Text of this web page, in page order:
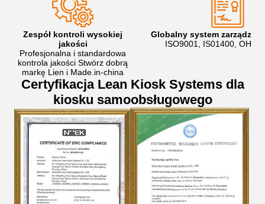
Zespół kontroli wysokiej
jakości
Profesjonalna i standardowa
kontrola jakości Stwórz dobrą
markę Lien i Made.in-china
Globalny system
ISO9001, IS01400,
Certyfikacja Lean Kiosk Systems dla
kiosku samoobsługowego